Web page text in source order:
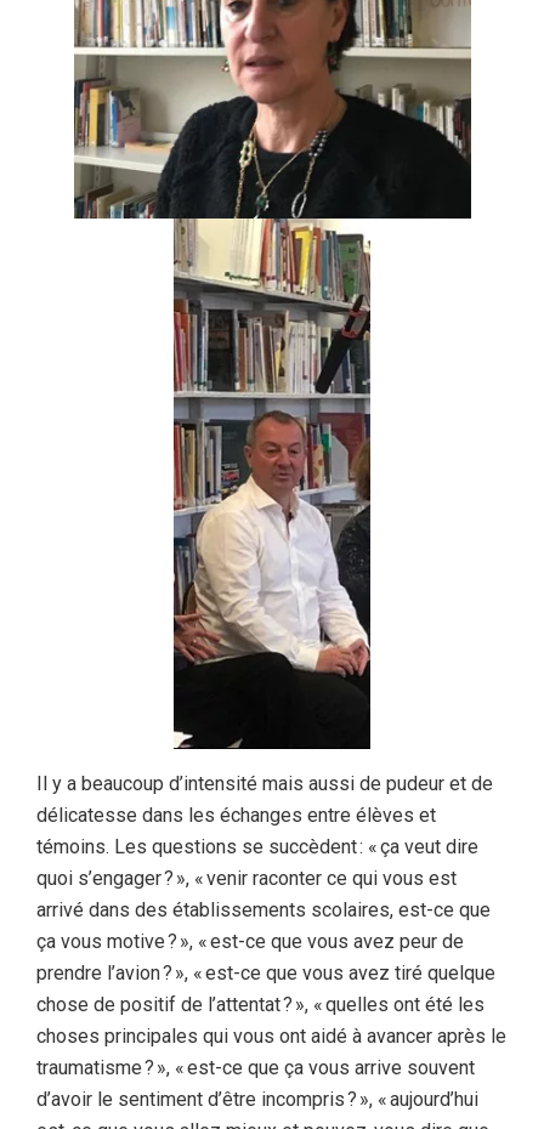
Il y a beaucoup d’intensité mais aussi de pudeur et de
délicatesse dans les échanges entre élèves et
témoins. Les questions se succèdent : « ça veut dire
quoi s’engager ? », « venir raconter ce qui vous est
arrivé dans des établissements scolaires, est-ce que
ça vous motive ? », « est-ce que vous avez peur de
prendre l’avion ? », « est-ce que vous avez tiré quelque
chose de positif de l’attentat ? », « quelles ont été les
choses principales qui vous ont aidé à avancer après le
traumatisme ? », « est-ce que ça vous arrive souvent
d’avoir le sentiment d’être incompris ? », « aujourd’hui